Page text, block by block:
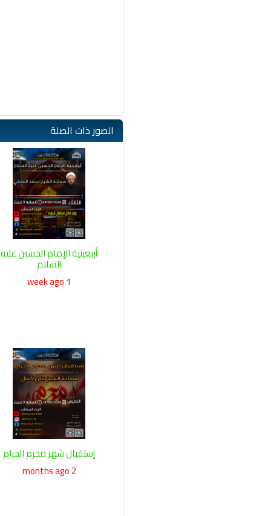
الصور ذات الصلة
أربعينية الإمام الحسين عليه
السلام
1 week ago
إستقبال شهر محرم الحرام
2 months ago